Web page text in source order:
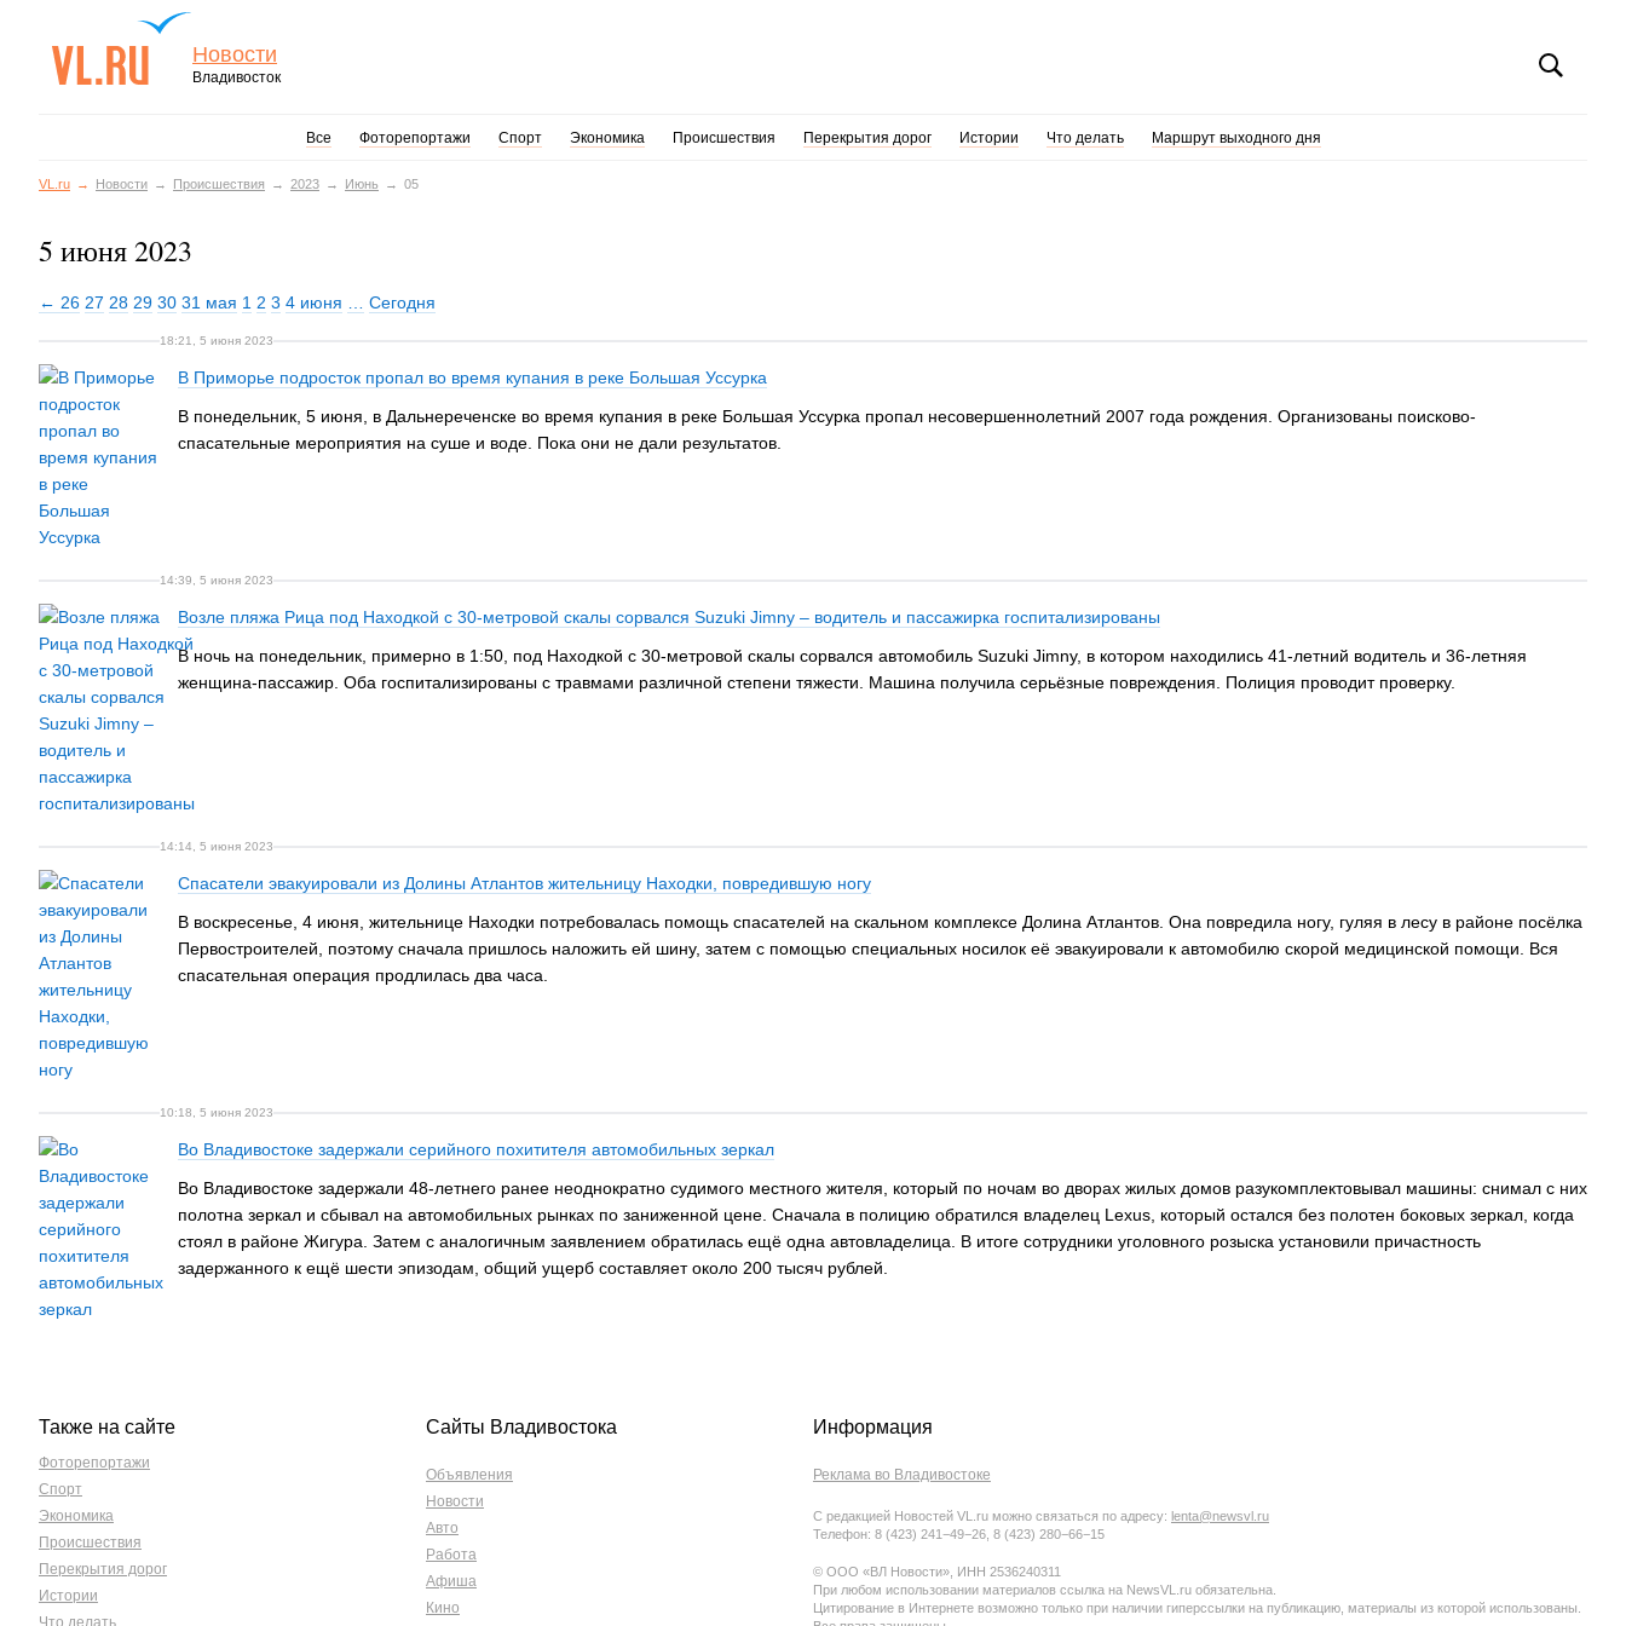
Новости
Владивосток
Все Фоторепортажи Спорт Экономика Происшествия Перекрытия дорог Истории Что делать Маршрут выходного дня
VL.ru Новости Происшествия 2023 Июнь 05
5 июня 2023
← 26 27 28 29 30 31 мая 1 2 3 4 июня Сегодня
18:21, 5 июня 2023
В Приморье подросток пропал во время купания в реке Большая Уссурка
В понедельник, 5 июня, в Дальнереченске во время купания в реке Большая Уссурка пропал несовершеннолетний 2007 года рождения. Организованы поисково-
спасательные мероприятия на суше и воде. Пока они не дали результатов.
14:39, 5 июня 2023
Возле пляжа Рица под Находкой с 30-метровой скалы сорвался Suzuki Jimny – водитель и пассажирка госпитализированы
В ночь на понедельник, примерно в 1:50, под Находкой с 30-метровой скалы сорвался автомобиль Suzuki Jimny, в котором находились 41-летний водитель и 36-летняя
женщина-пассажир. Оба госпитализированы с травмами различной степени тяжести. Машина получила серьёзные повреждения. Полиция проводит проверку.
14:14, 5 июня 2023
Спасатели эвакуировали из Долины Атлантов жительницу Находки, повредившую ногу
В воскресенье, 4 июня, жительнице Находки потребовалась помощь спасателей на скальном комплексе Долина Атлантов. Она повредила ногу, гуляя в лесу в районе посёлка
Первостроителей, поэтому сначала пришлось наложить ей шину, затем с помощью специальных носилок её эвакуировали к автомобилю скорой медицинской помощи. Вся
спасательная операция продлилась два часа.
10:18, 5 июня 2023
Во Владивостоке задержали серийного похитителя автомобильных зеркал
Во Владивостоке задержали 48-летнего ранее неоднократно судимого местного жителя, который по ночам во дворах жилых домов разукомплектовывал машины: снимал с них
полотна зеркал и сбывал на автомобильных рынках по заниженной цене. Сначала в полицию обратился владелец Lexus, который остался без полотен боковых зеркал, когда
стоял в районе Жигура. Затем с аналогичным заявлением обратилась ещё одна автовладелица. В итоге сотрудники уголовного розыска установили причастность
задержанного к ещё шести эпизодам, общий ущерб составляет около 200 тысяч рублей.
Также на сайте
Фоторепортажи
Спорт
Экономика
Происшествия
Перекрытия дорог
Истории
Что делать
Сайты Владивостока
Объявления
Новости
Авто
Работа
Афиша
Кино
Информация
Реклама во Владивостоке
С редакцией Новостей VL.ru можно связаться по адресу: lenta@newsvl.ru
Телефон: 8 (423) 241−49−26, 8 (423) 280−66−15
© ООО «ВЛ Новости», ИНН 2536240311
При любом использовании материалов ссылка на NewsVL.ru обязательна.
Цитирование в Интернете возможно только при наличии гиперссылки на публикацию, материалы из которой использованы.